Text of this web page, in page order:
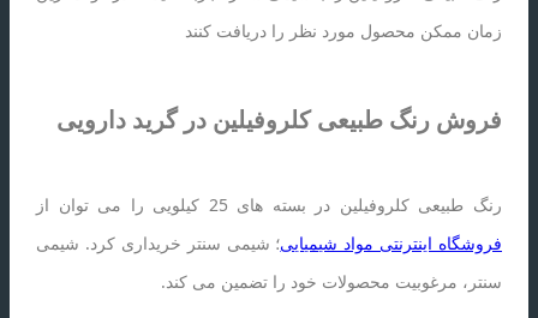
زمان ممکن محصول مورد نظر را دریافت کنند
فروش رنگ طبیعی کلروفیلین در گرید دارویی
رنگ طبیعی کلروفیلین در بسته های 25 کیلویی را می توان از
فروشگاه اینترنتی مواد شیمیایی؛ شیمی سنتر خریداری کرد. شیمی
سنتر، مرغوبیت محصولات خود را تضمین می کند.